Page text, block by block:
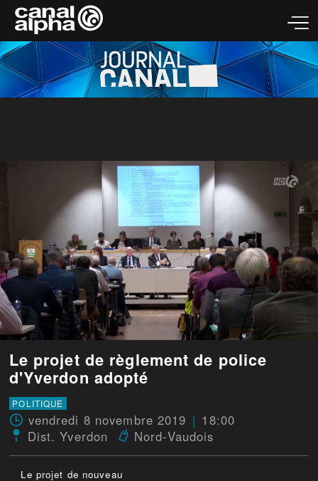
Le projet de règlement de police
d'Yverdon adopté
POLITIQUE
vendredi 8 novembre 2019
18:00
Dist. Yverdon
Nord-Vaudois
Le projet de nouveau